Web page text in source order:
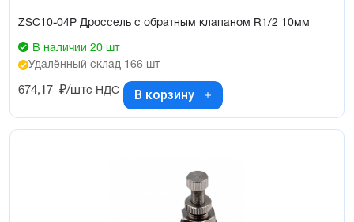
ZSC10-04P Дроссель с обратным клапаном R1/2 10мм
В наличии 20 шт
Удалённый склад 166 шт
674,17 ₽/штс НДС В корзину